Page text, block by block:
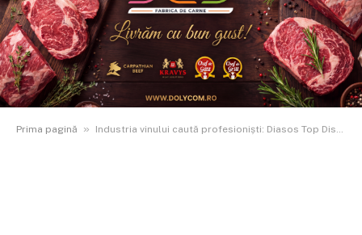
Prima pagină » Industria vinului caută profesioniști: Diasos Top Distrib angajează agent de vânzări în Botoșani